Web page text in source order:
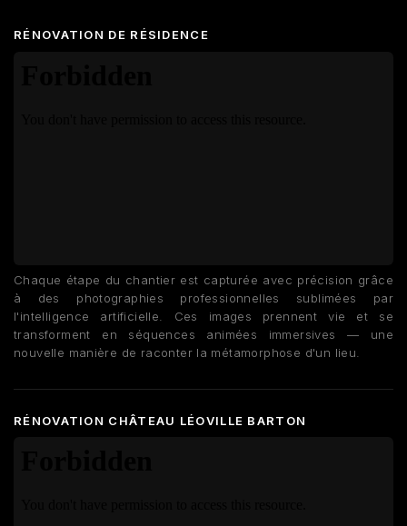
RÉNOVATION DE RÉSIDENCE
Chaque étape du chantier est capturée avec précision grâce
à des photographies professionnelles sublimées par
l'intelligence artificielle. Ces images prennent vie et se
transforment en séquences animées immersives — une
nouvelle manière de raconter la métamorphose d'un lieu.
RÉNOVATION CHÂTEAU LÉOVILLE BARTON